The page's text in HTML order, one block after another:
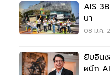
AIS
นา
08 ม.ค.
ยิบอินซ
ผนึก